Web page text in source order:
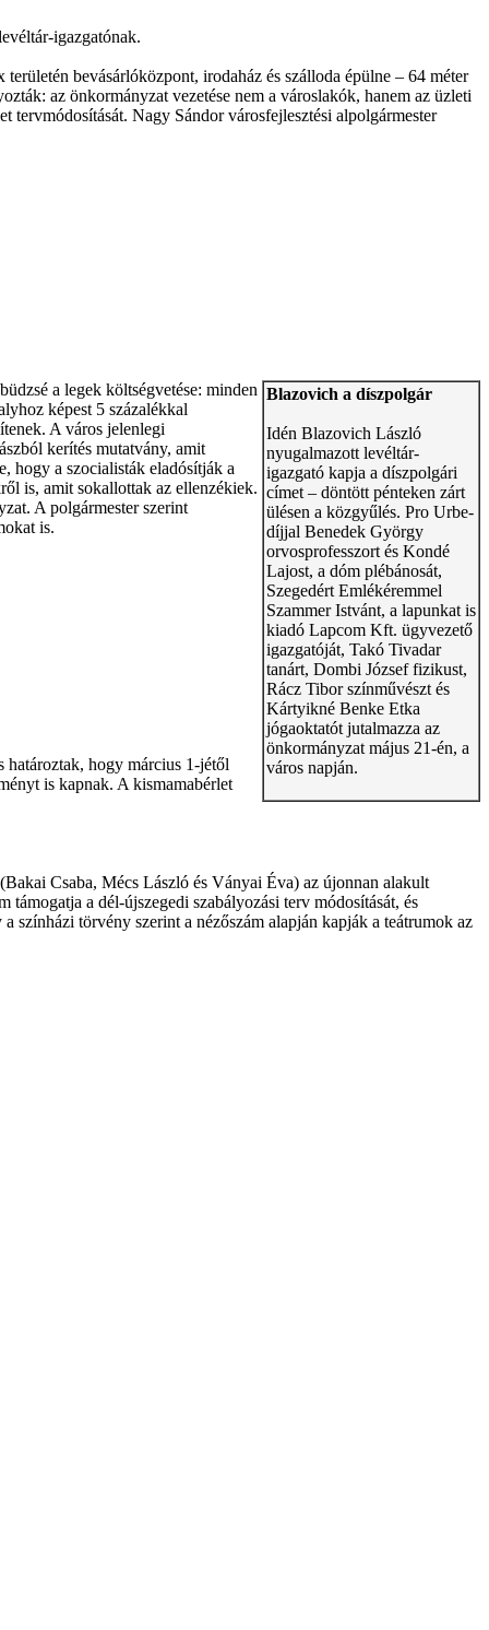
igazgatónak.
bevásárlóközpont, irodaház és szálloda épülne – 64 méter
az önkormányzat vezetése nem a városlakók, hanem az üzleti
tervmódosítását. Nagy Sándor városfejlesztési alpolgármester
Blazovich a díszpolgár
Idén Blazovich László
nyugalmazott levéltár-
igazgató kapja a díszpolgári
címet – döntött pénteken zárt
ülésen a közgyűlés. Pro Urbe-
díjjal Benedek György
orvosprofesszort és Kondé
Lajost, a dóm plébánosát,
Szegedért Emlékéremmel
Szammer Istvánt, a lapunkat is
kiadó Lapcom Kft. ügyvezető
igazgatóját, Takó Tivadar
tanárt, Dombi József fizikust,
Rácz Tibor színművészt és
Kártyikné Benke Etka
jógaoktatót jutalmazza az
önkormányzat május 21-én, a
város napján.
a legek költségvetése: minden
képest 5 százalékkal
A város jelenlegi
kerítés mutatvány, amit
hogy a szocialisták eladósítják a
is, amit sokallottak az ellenzékiek.
A polgármester szerint
is.
határoztak, hogy március 1-jétől
is kapnak. A kismamabérlet
Csaba, Mécs László és Ványai Éva) az újonnan alakult
a dél-újszegedi szabályozási terv módosítását, és
színházi törvény szerint a nézőszám alapján kapják a teátrumok az